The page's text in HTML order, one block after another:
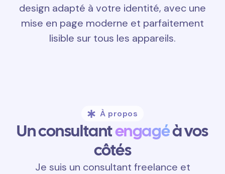
design adapté à votre identité, avec une
mise en page moderne et parfaitement
lisible sur tous les appareils.
À propos
Un consultantengagéà vos
côtés
Je suis un consultant freelance et